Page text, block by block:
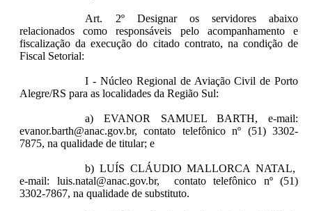
Art. 2º Designar os servidores abaixo
relacionados como responsáveis pelo acompanhamento e
fiscalização da execução do citado contrato, na condição de
Fiscal Setorial:
I - Núcleo Regional de Aviação Civil de Porto
Alegre/RS para as localidades da Região Sul:
a) EVANOR SAMUEL BARTH, e-mail:
evanor.barth@anac.gov.br, contato telefônico nº (51) 3302-
7875, na qualidade de titular; e
b) LUÍS CLÁUDIO MALLORCA NATAL,
e-mail: luis.natal@anac.gov.br, contato telefônico nº (51)
3302-7867, na qualidade de substituto.